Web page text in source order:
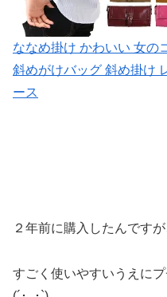
ななめ掛け かわいい 女の
斜めがけバッグ 斜め掛け
ース
２年前に購入したんです
すごく使いやすいうえに